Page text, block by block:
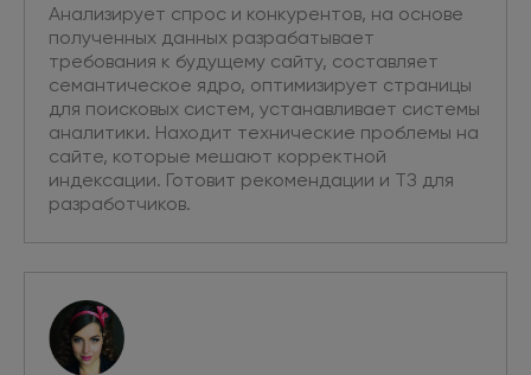
Анализирует спрос и конкурентов, на основе
полученных данных разрабатывает
требования к будущему сайту, составляет
семантическое ядро, оптимизирует страницы
для поисковых систем, устанавливает системы
аналитики. Находит технические проблемы на
сайте, которые мешают корректной
индексации. Готовит рекомендации и ТЗ для
разработчиков.